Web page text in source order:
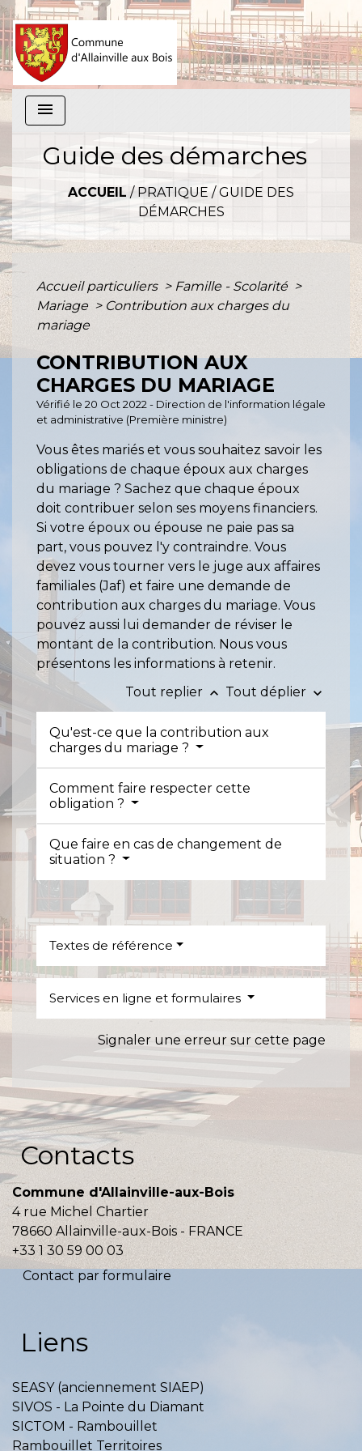
menu
Guide des démarches
ACCUEIL / PRATIQUE /GUIDE DES
DÉMARCHES
Accueil particuliers > Famille - Scolarité >
Mariage > Contribution aux charges du
mariage
CONTRIBUTION AUX
CHARGES DU MARIAGE
Vérifié le 20 Oct 2022 - Direction de l'information légale
et administrative (Première ministre)
Vous êtes mariés et vous souhaitez savoir les
obligations de chaque époux aux charges
du mariage ? Sachez que chaque époux
doit contribuer selon ses moyens financiers.
Si votre époux ou épouse ne paie pas sa
part, vous pouvez l'y contraindre. Vous
devez vous tourner vers le juge aux affaires
familiales (Jaf) et faire une demande de
contribution aux charges du mariage. Vous
pouvez aussi lui demander de réviser le
montant de la contribution. Nous vous
présentons les informations à retenir.
Tout replier keyboard_arrow_up Tout déplier keyboard_arrow_down
Qu'est-ce que la contribution aux
charges du mariage ?
Comment faire respecter cette
obligation ?
Que faire en cas de changement de
situation ?
Textes de référence
Services en ligne et formulaires
Signaler une erreur sur cette page
Contacts
Commune d'Allainville-aux-Bois
4 rue Michel Chartier
78660 Allainville-aux-Bois - FRANCE
+33 1 30 59 00 03
Contact par formulaire
Liens
SEASY (anciennement SIAEP)
SIVOS - La Pointe du Diamant
SICTOM - Rambouillet
Rambouillet Territoires